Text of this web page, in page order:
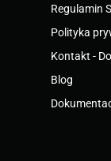
Regulamin
Polityka
Kontakt -
Blog